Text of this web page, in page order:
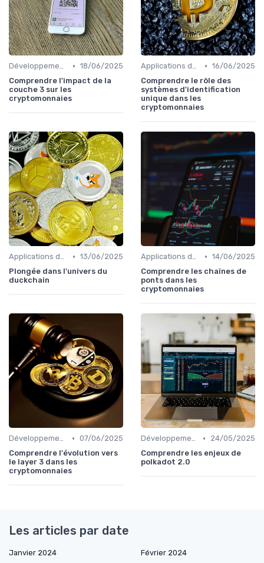
Développements futurs • 18/06/2025
Comprendre l'impact de la
couche 3 sur les
cryptomonnaies
Applications de la blockchain • 16/06/2025
Comprendre le rôle des
systèmes d'identification
unique dans les
cryptomonnaies
Applications de la blockchain • 13/06/2025
Plongée dans l'univers du
duckchain
Applications de la blockchain • 14/06/2025
Comprendre les chaînes de
ponts dans les
cryptomonnaies
Développements futurs • 07/06/2025
Comprendre l'évolution vers
le layer 3 dans les
cryptomonnaies
Développements futurs •
24/05/2025
Comprendre les enjeux de
polkadot 2.0
Les articles par date
Janvier 2024
Février 2024